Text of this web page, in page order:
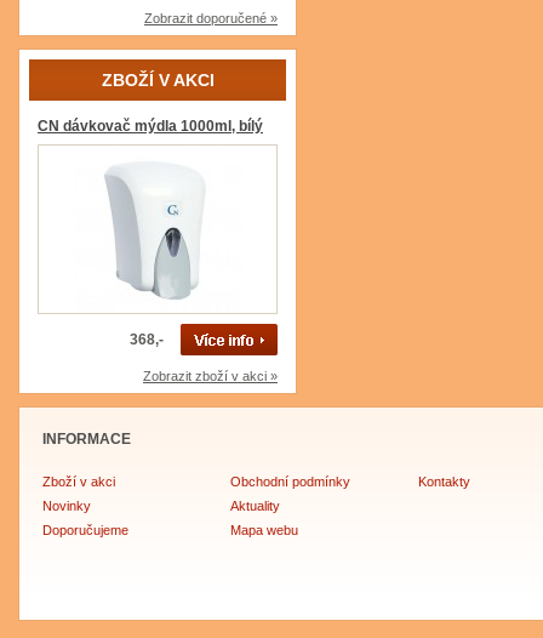
Zobrazit doporučené »
ZBOŽÍ V AKCI
CN dávkovač mýdla 1000ml, bílý
368,-
Zobrazit zboží v akci »
INFORMACE
Zboží v akci
Novinky
Doporučujeme
Obchodní podmínky
Aktuality
Mapa webu
Kontakty